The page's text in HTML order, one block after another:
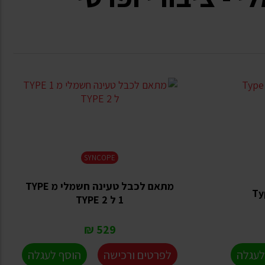
SYNCOPE
מתאם לכבל טעינה חשמלי מ TYPE
1 ל TYPE 2
529 ₪
לפרטים ורכישה
הוסף לעגלה